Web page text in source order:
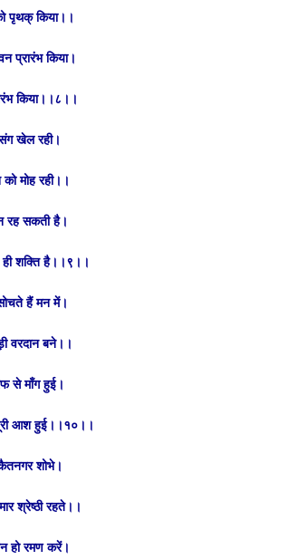
पृथक् किया।।
प्रारंभ किया।
किया।।८।।
संग खेल रही।
मोह रही।।
रह सकती है।
ही शक्ति है।।९।।
हैं मन में।
वरदान बने।।
से माँग हुई।
आश हुई।।१०।।
शोभे।
श्रेष्ठी रहते।।
हो रमण करें।